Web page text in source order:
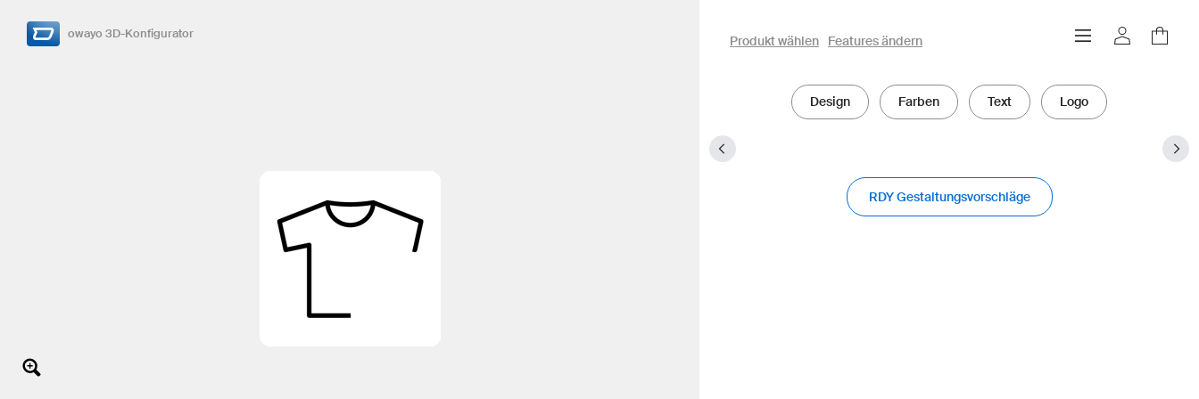
owayo 3D-Konfigurator
Produkt wählen Features ändern
Design Farben Text Logo
RDY Gestaltungsvorschläge